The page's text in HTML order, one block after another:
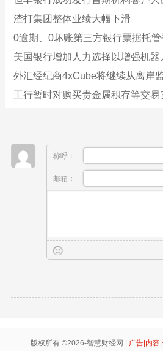
渣打集团整体业绩大幅下滑
0逾期、0坏账第三方银行票据托
美国银行增加人力选择以增强机器
外汇经纪商4xCube将继续从离岸
工行暂时对购买贵金属积存等交易
称呼：
邮箱：
版权所有 ©2026-智慧财经网 | 广告|内容